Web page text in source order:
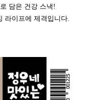
담은 건강 스낵!
라이프에 제격입니다.